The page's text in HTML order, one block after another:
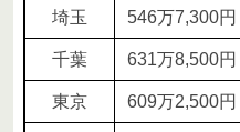
埼玉 546万7,300円
千葉 631万8,500円
東京 609万2,500円